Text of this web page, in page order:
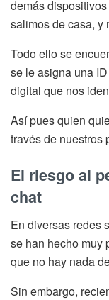
demás
salimos de casa, y
Todo ello se
se le asigna una
digital que nos
Así pues quien
través de nuestros
El riesgo al
chat
En diversas redes
se han hecho muy
que no hay nada
Sin embargo,